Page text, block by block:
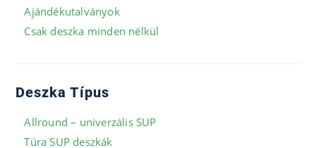
Ajándékutalványok
Csak deszka minden nélkül
Deszka Típus
Allround – univerzális SUP
Túra SUP deszkák